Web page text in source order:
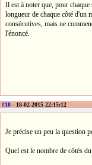
Il est à noter que, pour
longueur de chaque côté d'un
consécutives, mais ne
l'énoncé.
#10 - 18-02-2015 22:15:12
Je précise un peu la question
Quel est le nombre de côtés